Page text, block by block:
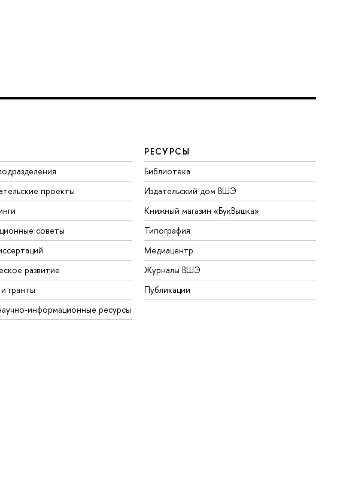
проекты
советы
развитие
гранты
информационные ресурсы
РЕСУРСЫ
Библиотека
Издательский дом ВШЭ
Книжный магазин «БукВышка»
Типография
Медиацентр
Журналы ВШЭ
Публикации